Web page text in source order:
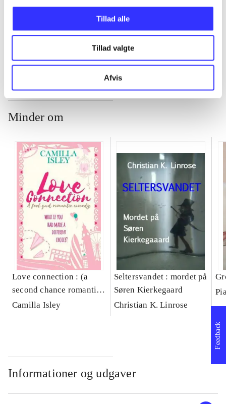
Tillad alle
Tillad valgte
Afvis
...
Minder om
Love connection : (a
second chance romantic
comedy)
Camilla Isley
Seltersvandet : mordet på
Søren Kierkegaard
Christian K. Linrose
Informationer og udgaver
Feedback